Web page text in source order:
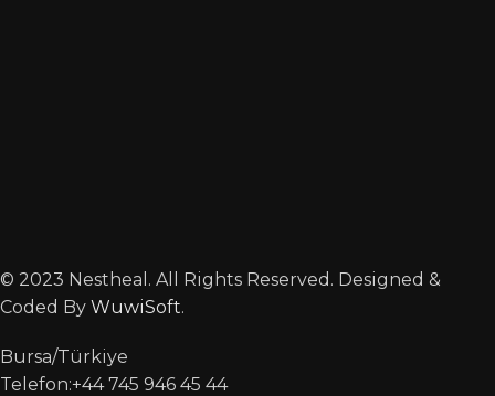
© 2023 Nestheal. All Rights Reserved. Designed &
Coded By WuwiSoft.
Bursa/Türkiye
Telefon:+44 745 946 45 44